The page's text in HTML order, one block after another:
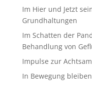
Im Hier und Jetzt
Grundhaltungen
Im Schatten der
Behandlung von
Impulse zur
In Bewegung